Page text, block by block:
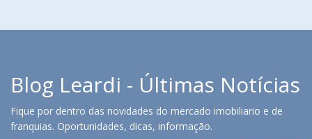
Blog Leardi - Últimas Notícias
Fique por dentro das novidades do mercado imobiliario e de
franquias. Oportunidades, dicas, informação.